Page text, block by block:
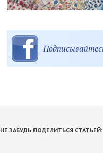
НЕ ЗАБУДЬ ПОДЕЛИТЬСЯ СТАТЬЕЙ: